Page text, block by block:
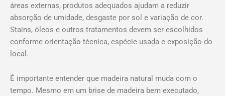
áreas externas, produtos adequados ajudam a reduzir
absorção de umidade, desgaste por sol e variação de cor.
Stains, óleos e outros tratamentos devem ser escolhidos
conforme orientação técnica, espécie usada e exposição do
local.
É importante entender que madeira natural muda com o
tempo. Mesmo em um brise de madeira bem executado,